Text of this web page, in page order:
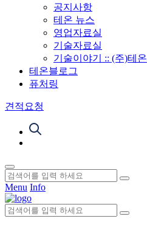
공지사항
테온 뉴스
영업자료실
기술자료실
기술이야기 :: (주)테온
테온블로그
퓨처링
견적요청
Menu Info